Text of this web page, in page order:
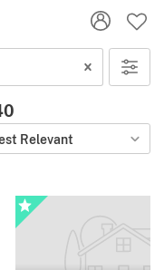
Relevant